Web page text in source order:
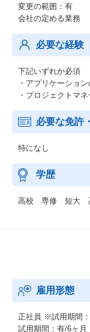
変更の範囲：有
会社の定める業務
必要な経験
下記いずれか必須
・アプリケーショ
・プロジェクトマ
必要な免許
特になし
学歴
高校 専修 短大
雇用形態
正社員 ※試用期間
試用期間：有/6ヶ月